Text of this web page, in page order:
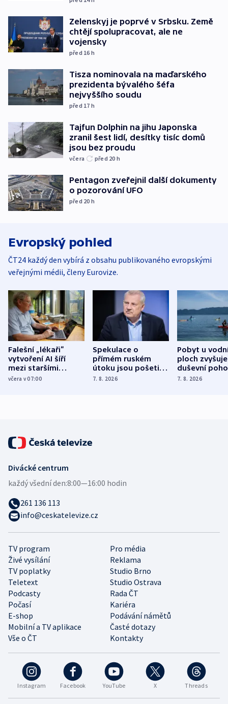
Zelenskyj je poprvé v Srbsku. Země
chtějí spolupracovat, ale ne
vojensky
před 16 h
Tisza nominovala na maďarského
prezidenta bývalého šéfa
nejvyššího soudu
před 17 h
Tajfun Dolphin na jihu Japonska
zranil šest lidí, desítky tisíc domů
jsou bez proudu
včera před 20 h
Pentagon zveřejnil další dokumenty
o pozorování UFO
před 20 h
Evropský pohled
ČT24 každý den vybírá z obsahu publikovaného evropskými
veřejnými médii, členy Eurovize.
Falešní „lékaři“
vytvoření AI šíří
mezi staršími
Poláky nebezpečné
včera v 07:00
Spekulace o
přímém ruském
útoku jsou pošetilé,
míní estonský
7. 8. 2026
Pobyt u
ploch zvyšuje
duševní
ukázala
7. 8. 2026
Instagram Facebook YouTube X Threads
TV program
Pro média
Živé vysílání
Reklama
TV poplatky
Studio Brno
Teletext
Studio Ostrava
Podcasty
Rada ČT
Počasí
Kariéra
E-shop
Podávání námětů
Mobilní a TV aplikace
Časté dotazy
Vše o ČT
Kontakty
Divácké centrum
každý všední den:8:00—16:00 hodin
261 136 113
info@ceskatelevize.cz